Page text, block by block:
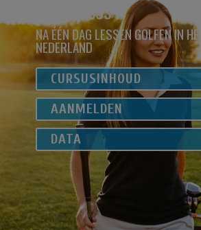
SNELCURSUS
NA ÉÉN DAG LESSEN GOLFEN IN HEEL
NEDERLAND
CURSUSINHOUD
AANMELDEN
DATA